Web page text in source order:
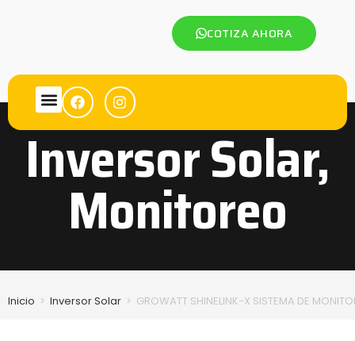
COTIZA AHORA
Inversor Solar,
Monitoreo
Inicio > Inversor Solar > GROWATT SHINELINK-X SISTEMA DE